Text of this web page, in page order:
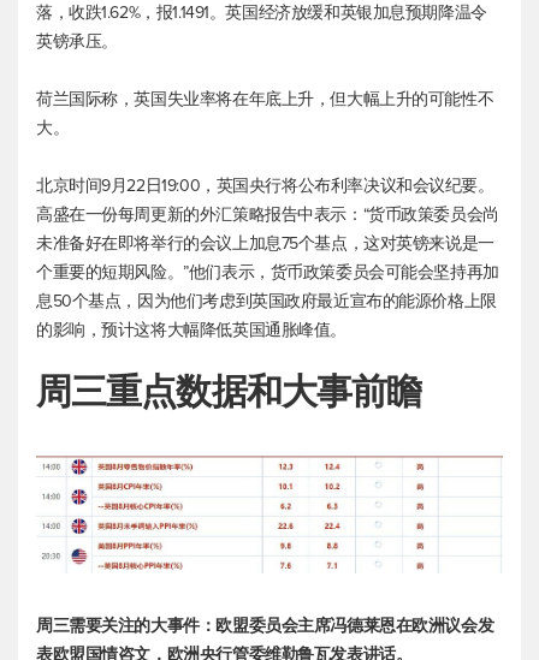
落，收跌1.62%，报1.1491。英国经济放缓和英银加息预期降温令
英镑承压。
荷兰国际称，英国失业率将在年底上升，但大幅上升的可能性不
大。
北京时间9月22日19:00，英国央行将公布利率决议和会议纪要。
高盛在一份每周更新的外汇策略报告中表示：“货币政策委员会尚
未准备好在即将举行的会议上加息75个基点，这对英镑来说是一
个重要的短期风险。”他们表示，货币政策委员会可能会坚持再加
息50个基点，因为他们考虑到英国政府最近宣布的能源价格上限
的影响，预计这将大幅降低英国通胀峰值。
周三重点数据和大事前瞻
周三需要关注的大事件：欧盟委员会主席冯德莱恩在欧洲议会发
表欧盟国情咨文，欧洲央行管委维勒鲁瓦发表讲话。